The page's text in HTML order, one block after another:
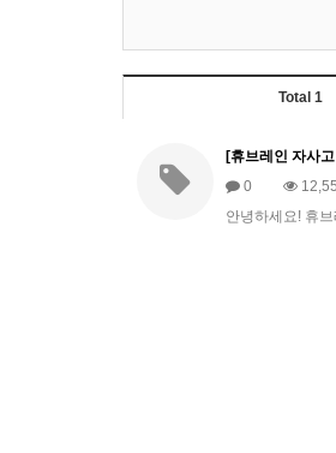
Total 1
[휴브레인 자사
0
안녕하세요! 휴